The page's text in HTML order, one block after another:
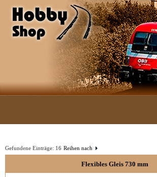
Reihen nach
Gefundene Einträge: 16
Flexibles Gleis 730 mm